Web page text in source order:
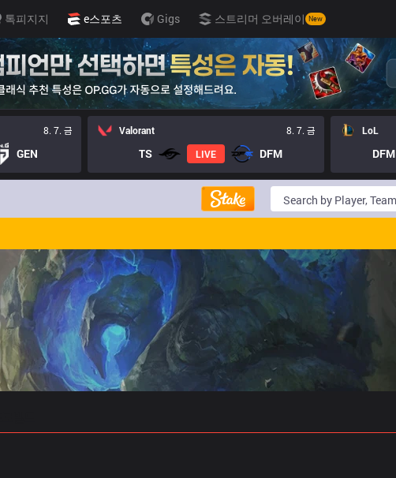
톡피지지 e스포츠 Gigs 스트리머 오버레이 New
8. 7. 금
GEN
Valorant 8. 7. 금
TS LIVE DFM
LoL
DFM